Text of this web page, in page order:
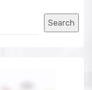
Search